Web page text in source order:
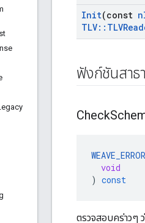
Init(const
TLV::
ฟังก์ชันสาธ
Check
WEAVE_ERROR
void
) const
ตรวจสอบคร่าวๆ